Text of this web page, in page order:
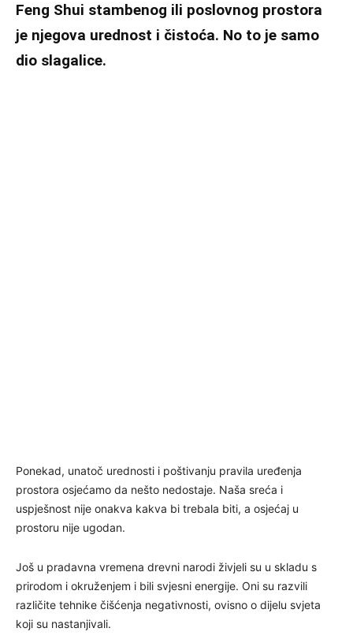
Feng Shui stambenog ili poslovnog prostora
je njegova urednost i čistoća. No to je samo
dio slagalice.
Ponekad, unatoč urednosti i poštivanju pravila uređenja
prostora osjećamo da nešto nedostaje. Naša sreća i
uspješnost nije onakva kakva bi trebala biti, a osjećaj u
prostoru nije ugodan.
Još u pradavna vremena drevni narodi živjeli su u skladu s
prirodom i okruženjem i bili svjesni energije. Oni su razvili
različite tehnike čišćenja negativnosti, ovisno o dijelu svjeta
koji su nastanjivali.